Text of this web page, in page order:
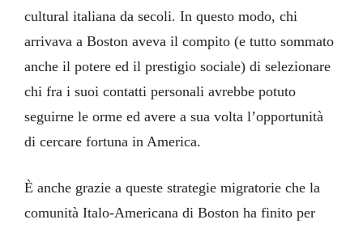
cultural italiana da secoli. In questo modo, chi
arrivava a Boston aveva il compito (e tutto sommato
anche il potere ed il prestigio sociale) di selezionare
chi fra i suoi contatti personali avrebbe potuto
seguirne le orme ed avere a sua volta l’opportunità
di cercare fortuna in America.
È anche grazie a queste strategie migratorie che la
comunità Italo-Americana di Boston ha finito per